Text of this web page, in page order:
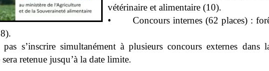
vétérinaire et alimentaire (10).
• Concours internes (62 places) :
s’inscrire simultanément à plusieurs concours externes
retenue jusqu’à la date limite.